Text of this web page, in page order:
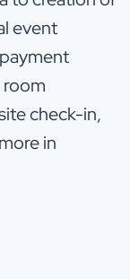
event
check-in,
in